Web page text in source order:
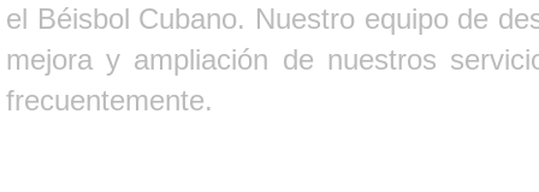
el Béisbol Cubano. Nuestro equipo de
mejora y ampliación de nuestros
frecuentemente.